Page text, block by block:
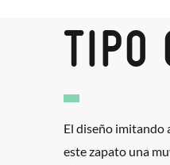
TIPO
El diseño imitando
este zapato una